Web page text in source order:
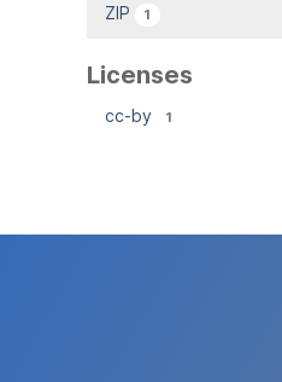
ZIP 1
Licenses
cc-by 1